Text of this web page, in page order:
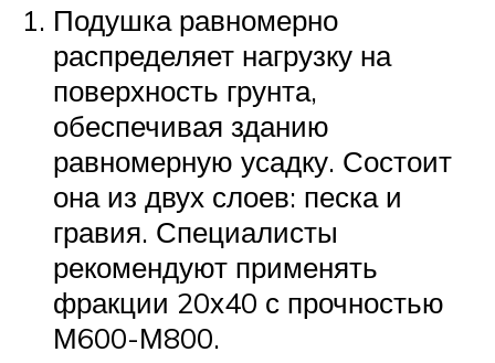
Подушка равномерно
распределяет нагрузку на
поверхность грунта,
обеспечивая зданию
равномерную усадку. Состоит
она из двух слоев: песка и
гравия. Специалисты
рекомендуют применять
фракции 20х40 с прочностью
М600-М800.